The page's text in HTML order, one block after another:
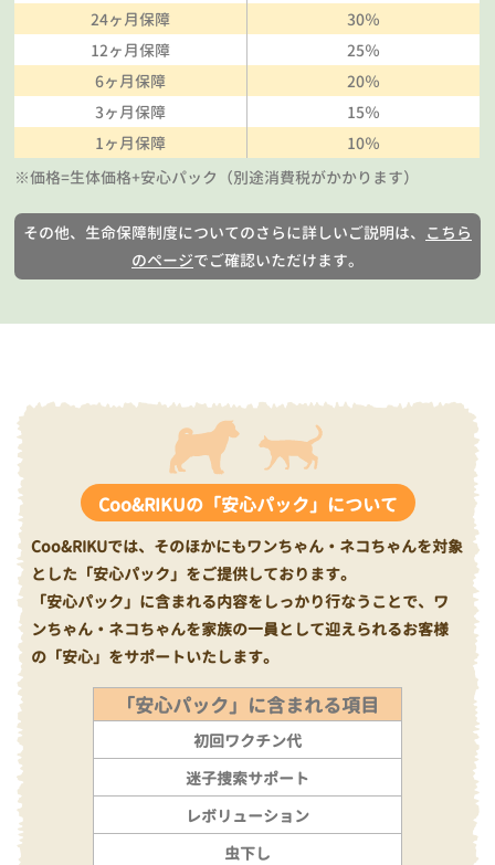
24ヶ月保障
30％
12ヶ月保障
25％
6ヶ月保障
20％
3ヶ月保障
15％
1ヶ月保障
10％
※価格=生体価格+安心パック（別途消費税がかかります）
その他、生命保障制度についてのさらに詳しいご説明は、 こちら
のページでご確認いただけます。
Coo&RIKUの「安心パック」について
Coo&RIKUでは、そのほかにもワンちゃん・ネコちゃんを対象
とした「安心パック」をご提供しております。
「安心パック」に含まれる内容をしっかり行なうことで、ワ
ンちゃん・ネコちゃんを家族の一員として迎えられるお客様
の「安心」をサポートいたします。
「安心パック」に含まれる項目
初回ワクチン代
迷子捜索サポート
レボリューション
虫下し